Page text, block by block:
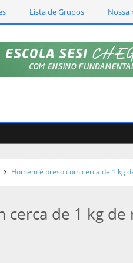
Lista de Grupos Nossa
Homem é preso com cerca de 1 kg
cerca de 1 kg de